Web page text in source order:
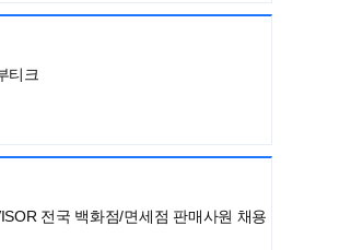
티크
전국 백화점/면세점 판매사원 채용